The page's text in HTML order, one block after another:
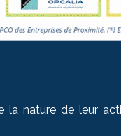
nature de leur